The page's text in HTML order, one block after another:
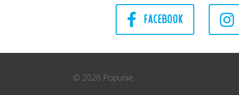
FACEBOOK
© 2026 Popunie